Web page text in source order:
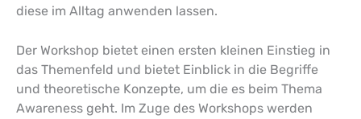
diese im Alltag anwenden lassen.
Der Workshop bietet einen ersten kleinen Einstieg in
das Themenfeld und bietet Einblick in die Begriffe
und theoretische Konzepte, um die es beim Thema
Awareness geht. Im Zuge des Workshops werden